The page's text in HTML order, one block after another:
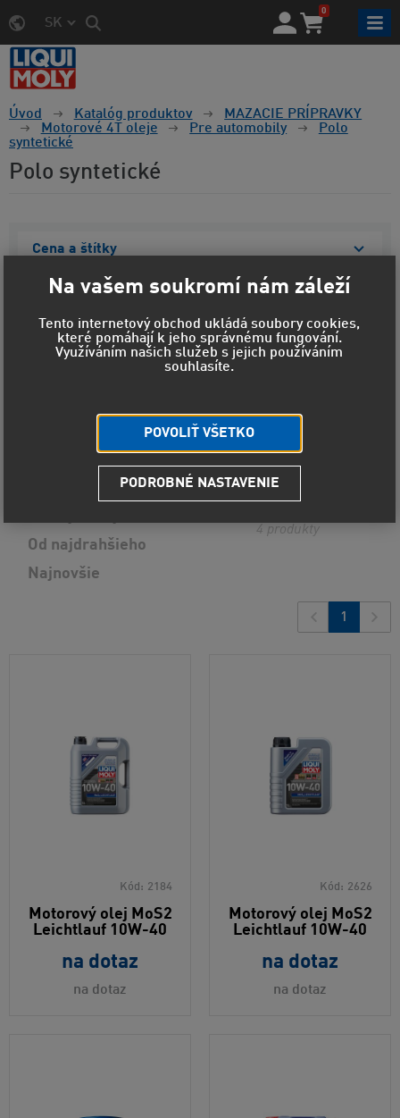
SK
0
Úvod Katalóg produktov
MAZACIE PRÍPRAVKY
Motorové 4T oleje
Pre automobily
Polo
syntetické
Polo syntetické
Cena a štítky
Materiál obalu
Objem
Predvolené radenie
Od najdrahšieho
Najnovšie
4 produkty
1
Kód: 2184
Motorový olej MoS2
Leichtlauf 10W-40
na dotaz
na dotaz
Kód: 2626
Motorový olej MoS2
Leichtlauf 10W-40
na dotaz
na dotaz
Na vašem soukromí nám záleží
Tento internetový obchod ukládá soubory cookies,
které pomáhají k jeho správnému fungování.
Využíváním našich služeb s jejich používáním
souhlasíte.
POVOLIŤ VŠETKO
PODROBNÉ NASTAVENIE